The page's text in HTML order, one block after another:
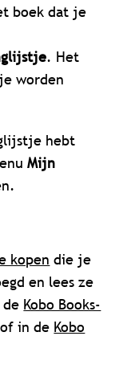
boek dat je
. Het
worden
hebt
Mijn
kopen die je
en lees ze
Kobo Books-
of in de Kobo